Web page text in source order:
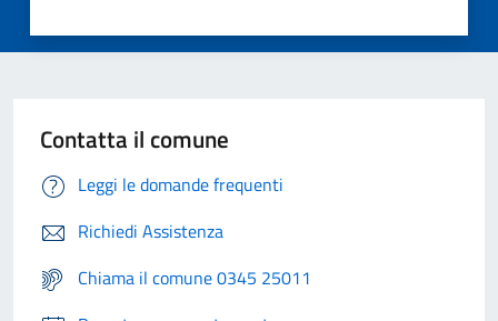
Contatta il comune
Leggi le domande frequenti
Richiedi Assistenza
Chiama il comune 0345 25011